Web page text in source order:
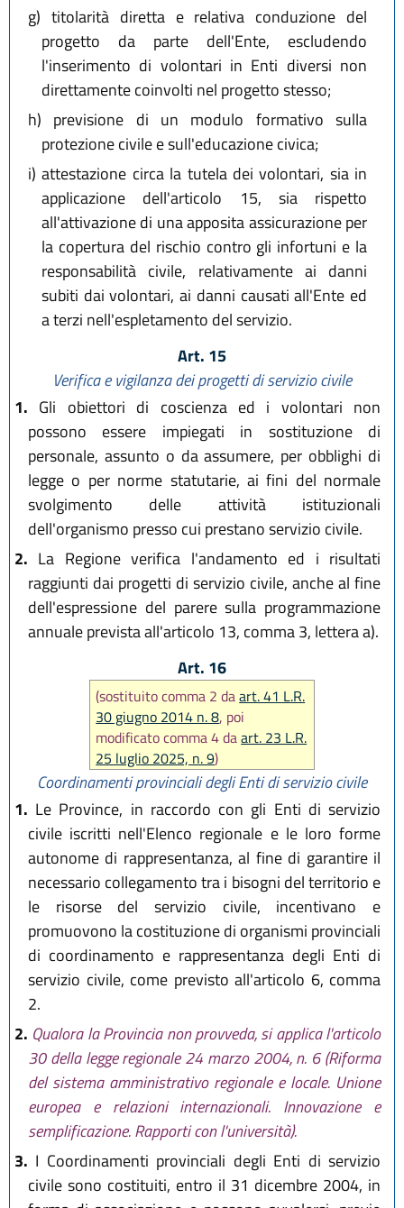
g) titolarità diretta e relativa conduzione del
progetto da parte dell'Ente, escludendo
l'inserimento di volontari in Enti diversi non
direttamente coinvolti nel progetto stesso;
h) previsione di un modulo formativo sulla
protezione civile e sull'educazione civica;
i) attestazione circa la tutela dei volontari, sia in
applicazione dell'articolo 15, sia rispetto
all'attivazione di una apposita assicurazione per
la copertura del rischio contro gli infortuni e la
responsabilità civile, relativamente ai danni
subiti dai volontari, ai danni causati all'Ente ed
a terzi nell'espletamento del servizio.
Art. 15
Verifica e vigilanza dei progetti di servizio civile
1. Gli obiettori di coscienza ed i volontari non
possono essere impiegati in sostituzione di
personale, assunto o da assumere, per obblighi di
legge o per norme statutarie, ai fini del normale
svolgimento delle attività istituzionali
dell'organismo presso cui prestano servizio civile.
2. La Regione verifica l'andamento ed i risultati
raggiunti dai progetti di servizio civile, anche al fine
dell'espressione del parere sulla programmazione
annuale prevista all'articolo 13, comma 3, lettera a).
Art. 16
(sostituito comma 2 daart. 41 L.R.
30 giugno 2014 n. 8, poi
modificato comma 4 daart. 23 L.R.
25 luglio 2025, n. 9)
Coordinamenti provinciali degli Enti di servizio civile
1. Le Province, in raccordo con gli Enti di servizio
civile iscritti nell'Elenco regionale e le loro forme
autonome di rappresentanza, al fine di garantire il
necessario collegamento tra i bisogni del territorio e
le risorse del servizio civile, incentivano e
promuovono la costituzione di organismi provinciali
di coordinamento e rappresentanza degli Enti di
servizio civile, come previsto all'articolo 6, comma
2.
2. Qualora la Provincia non provveda, si applica l'articolo
30 della legge regionale 24 marzo 2004, n. 6 (Riforma
del sistema amministrativo regionale e locale. Unione
europea e relazioni internazionali. Innovazione e
semplificazione. Rapporti con l'università).
3. I Coordinamenti provinciali degli Enti di servizio
civile sono costituiti, entro il 31 dicembre 2004, in